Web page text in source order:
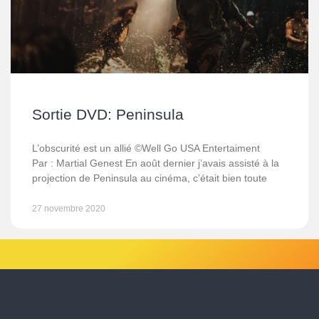
Sortie DVD: Peninsula
L’obscurité est un allié ©Well Go USA Entertaiment
Par : Martial Genest En août dernier j’avais assisté à la
projection de Peninsula au cinéma, c’était bien toute
27 novembre 2020